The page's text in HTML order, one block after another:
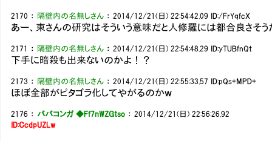
2170 ： 隔壁内の名無しさん ：2014/12/21(日) 22:54:42.09 ID:/FrYqfcX
あー、束さんの研究はそういう意味だと人修羅には都合良さそう
2171 ： 隔壁内の名無しさん ：2014/12/21(日) 22:54:48.29 ID:yTUBfnQt
下手に暗殺も出来ないのかよ！？
2173 ： 隔壁内の名無しさん ：2014/12/21(日) 22:55:33.57 ID:pQs+MPD+
ほぼ全部がピタゴラ化してやがるのかｗ
2176 ： ババコンガ ◆Ff7nWZGtso ：2014/12/21(日) 22:56:26.92
ID:CcdpUZLw